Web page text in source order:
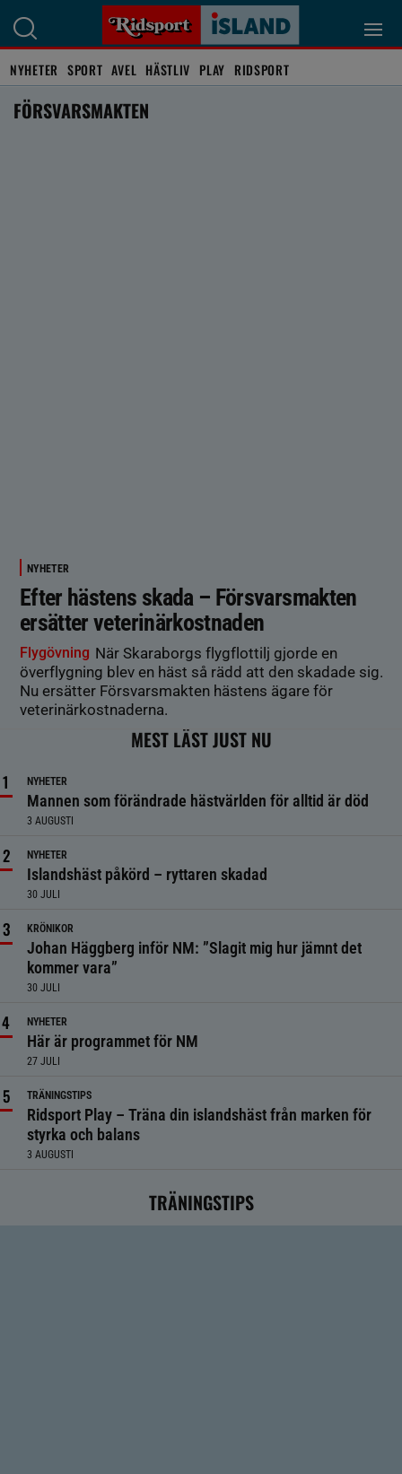
NYHETER SPORT AVEL HÄSTLIV PLAY RIDSPORT
FÖRSVARSMAKTEN
NYHETER
Efter hästens skada – Försvarsmakten
ersätter veterinärkostnaden
Flygövning När Skaraborgs flygflottilj gjorde en
överflygning blev en häst så rädd att den skadade sig.
Nu ersätter Försvarsmakten hästens ägare för
veterinärkostnaderna.
MEST LÄST JUST NU
NYHETER
Mannen som förändrade hästvärlden för alltid är död
3 AUGUSTI
NYHETER
Islandshäst påkörd – ryttaren skadad
30 JULI
KRÖNIKOR
Johan Häggberg inför NM: ”Slagit mig hur jämnt det
kommer vara”
30 JULI
NYHETER
Här är programmet för NM
27 JULI
TRÄNINGSTIPS
Ridsport Play – Träna din islandshäst från marken för
styrka och balans
3 AUGUSTI
TRÄNINGSTIPS